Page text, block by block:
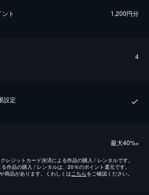
ト 1,200円分
4
設定
最⼤40%※
レジットカード決済による作品の購入 / レンタルです。
作品の購入 / レンタルは、20％のポイント還元です。
商品があります。くわしくはこちらをご確認ください。